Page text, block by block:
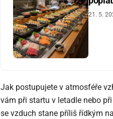
21. 5.
Jak postupujete v atmosféře
vám při startu v letadle nebo
se vzduch stane příliš řídkým